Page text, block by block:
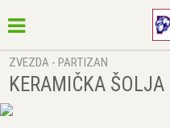
ZVEZDA - PARTIZAN
KERAMIČKA